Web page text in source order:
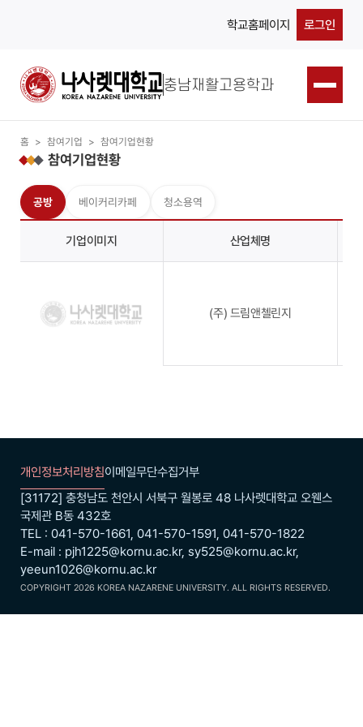
학교홈페이지 로그인
충남재활고용학과
참여기업현황
홈 > 참여기업 > 참여기업현황
공방 베이커리카페 청소용역
기업이미지 산업체명
(주) 드림앤첼린지
개인정보처리방침이메일무단수집거부
[31172] 충청남도 천안시 서북구 월봉로 48 나사렛대학교 오웬스
국제관 B동 432호
TEL : 041-570-1661, 041-570-1591, 041-570-1822
E-mail : pjh1225@kornu.ac.kr, sy525@kornu.ac.kr,
yeeun1026@kornu.ac.kr
COPYRIGHT 2026 KOREA NAZARENE UNIVERSITY. ALL RIGHTS RESERVED.